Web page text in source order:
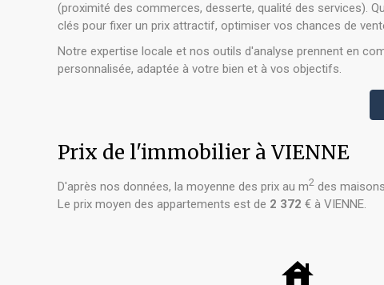
(proximité des commerces, desserte, qualité des services).
clés pour fixer un prix attractif, optimiser vos chances de
Notre expertise locale et nos outils d'analyse prennent en
personnalisée, adaptée à votre bien et à vos objectifs.
Prix de l'immobilier à VIENNE
D'après nos données, la moyenne des prix au m2 des
Le prix moyen des appartements est de 2 372 € à VIENNE.